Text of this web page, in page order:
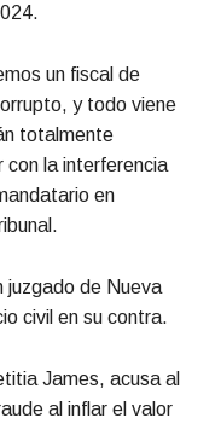
un fiscal de
y todo viene
totalmente
la interferencia
en
juzgado de Nueva
civil en su contra.
James, acusa al
al inflar el valor